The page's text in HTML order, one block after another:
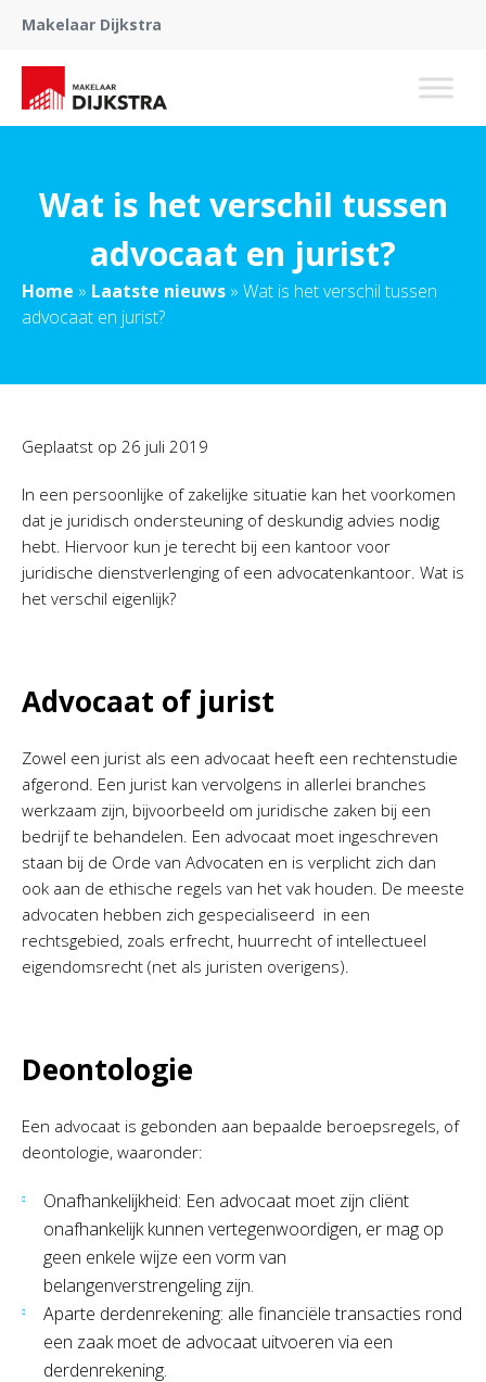
Makelaar Dijkstra
Wat is het verschil tussen
advocaat en jurist?
Home » Laatste nieuws » Wat is het verschil tussen
advocaat en jurist?
Geplaatst op 26 juli 2019
In een persoonlijke of zakelijke situatie kan het voorkomen
dat je juridisch ondersteuning of deskundig advies nodig
hebt. Hiervoor kun je terecht bij een kantoor voor
juridische dienstverlenging of een advocatenkantoor. Wat is
het verschil eigenlijk?
Advocaat of jurist
Zowel een jurist als een advocaat heeft een rechtenstudie
afgerond. Een jurist kan vervolgens in allerlei branches
werkzaam zijn, bijvoorbeeld om juridische zaken bij een
bedrijf te behandelen. Een advocaat moet ingeschreven
staan bij de Orde van Advocaten en is verplicht zich dan
ook aan de ethische regels van het vak houden. De meeste
advocaten hebben zich gespecialiseerd in een
rechtsgebied, zoals erfrecht, huurrecht of intellectueel
eigendomsrecht (net als juristen overigens).
Deontologie
Een advocaat is gebonden aan bepaalde beroepsregels, of
deontologie, waaronder:
Onafhankelijkheid: Een advocaat moet zijn cliënt
onafhankelijk kunnen vertegenwoordigen, er mag op
geen enkele wijze een vorm van
belangenverstrengeling zijn.
Aparte derdenrekening: alle financiële transacties rond
een zaak moet de advocaat uitvoeren via een
derdenrekening.